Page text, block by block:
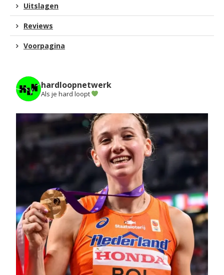
Uitslagen
Reviews
Voorpagina
hardloopnetwerk
Als je hard loopt